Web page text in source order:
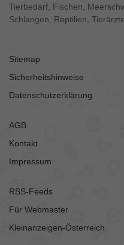
Tierbedarf, Fischen,
Schlangen, Reptilien,
Sitemap
Sicherheitshinweise
Datenschutzerklärung
AGB
Kontakt
Impressum
RSS-Feeds
Für Webmaster
Kleinanzeigen-Österreich